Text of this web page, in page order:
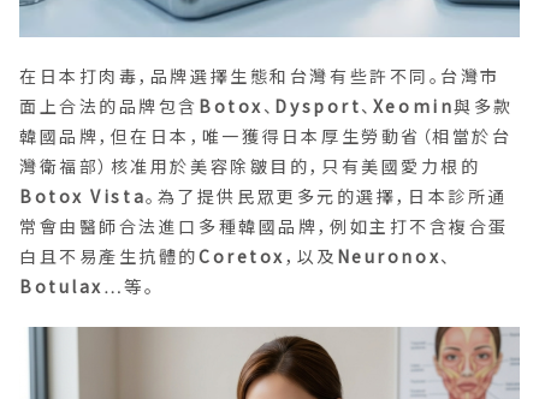
在日本打肉毒，品牌選擇生態和台灣有些許不同。台灣市
面上合法的品牌包含 Botox、 Dysport、 Xeomin與多款
韓國品牌，但在日本，唯一獲得日本厚生勞動省（相當於台
灣衛福部）核准用於美容除皺目的，只有美國愛力根的
Botox Vista。為了提供民眾更多元的選擇，日本診所通
常會由醫師合法進口多種韓國品牌，例如主打不含複合蛋
白且不易產生抗體的Coretox，以及 Neuronox、
Botulax…等。